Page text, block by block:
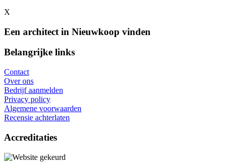
X
Een architect in Nieuwkoop vinden
Belangrijke links
Contact
Over ons
Bedrijf aanmelden
Privacy policy
Algemene voorwaarden
Recensie achterlaten
Accreditaties